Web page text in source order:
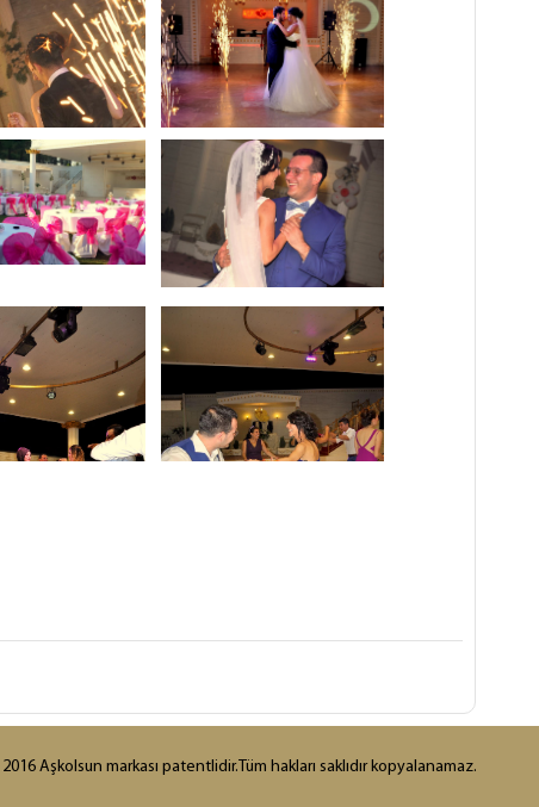
Aşkolsun markası patentlidir.Tüm hakları saklıdır kopyalanamaz.